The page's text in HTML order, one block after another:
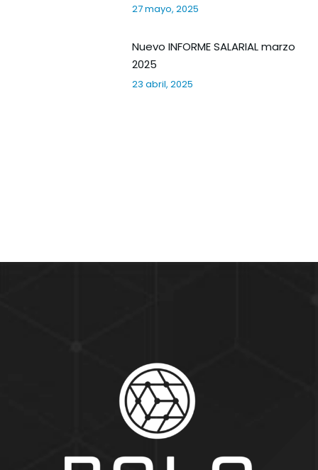
27 mayo, 2025
Nuevo INFORME SALARIAL marzo
2025
23 abril, 2025